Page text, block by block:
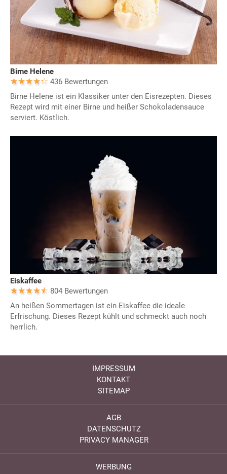
Birne Helene
436 Bewertungen
Birne Helene ist ein Klassiker unter den Eisrezepten. Dieses
Rezept wird mit einer Birne und heißer Schokoladensauce
serviert. Köstlich.
Eiskaffee
804 Bewertungen
An heißen Sommertagen ist ein Eiskaffee die ideale
Erfrischung. Dieses Rezept kühlt und schmeckt auch noch
herrlich.
IMPRESSUM
KONTAKT
SITEMAP
AGB
DATENSCHUTZ
PRIVACY MANAGER
WERBUNG